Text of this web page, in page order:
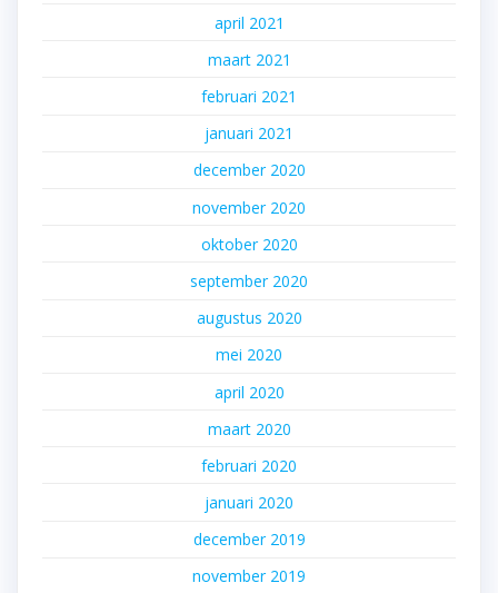
april 2021
maart 2021
februari 2021
januari 2021
december 2020
november 2020
oktober 2020
september 2020
augustus 2020
mei 2020
april 2020
maart 2020
februari 2020
januari 2020
december 2019
november 2019